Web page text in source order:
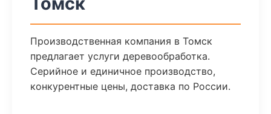
Производственная компания в Томск
предлагает услуги деревообработка.
Серийное и единичное производство,
конкурентные цены, доставка по России.